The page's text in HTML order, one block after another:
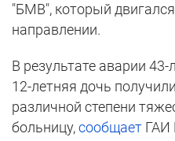
"БМВ", который
направлении.
В результате аварии
12-летняя дочь
различной степени
больницу,сообщает ГАИ